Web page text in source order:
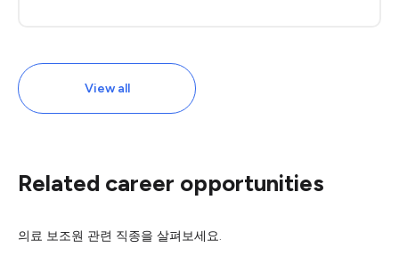
View all
Related career opportunities
의료 보조원 관련 직종을 살펴보세요.